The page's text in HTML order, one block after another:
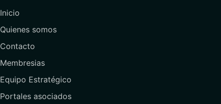
Inicio
Quienes somos
Contacto
Membresias
Equipo Estratégico
Portales asociados